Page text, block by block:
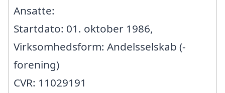
Ansatte:
Startdato: 01. oktober 1986,
Virksomhedsform: Andelsselskab (-
forening)
CVR: 11029191